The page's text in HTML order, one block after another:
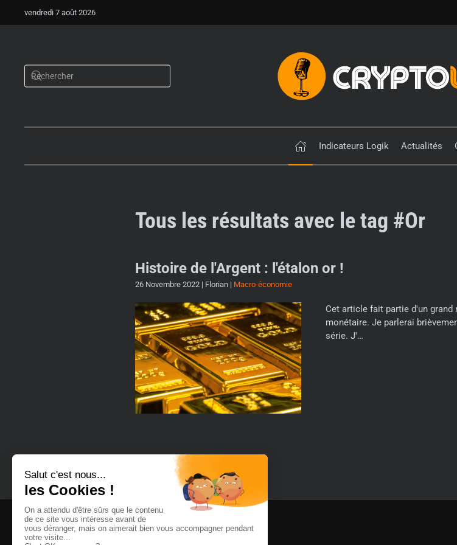
vendredi 7 août 2026
Indicateurs Logik Actualités
Tous les résultats avec le tag #Or
Histoire de l'Argent : l'étalon or !
26 Novembre 2022 | Florian | Macro-économie
Cet article fait partie d'un
monétaire. Je parlerai
série. J'…